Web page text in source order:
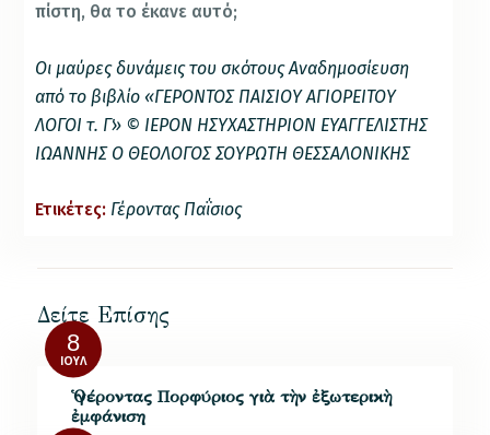
πίστη, θα το έκανε αυτό;
Οι μαύρες δυνάμεις του σκότους Αναδημοσίευση
από το βιβλίο «ΓΕΡΟΝΤΟΣ ΠΑΙΣΙΟΥ ΑΓΙΟΡΕΙΤΟΥ
ΛΟΓΟΙ τ. Γ΄» © ΙΕΡΟΝ ΗΣΥΧΑΣΤΗΡΙΟΝ ΕΥΑΓΓΕΛΙΣΤΗΣ
ΙΩΑΝΝΗΣ Ο ΘΕΟΛΟΓΟΣ ΣΟΥΡΩΤΗ ΘΕΣΣΑΛΟΝΙΚΗΣ
Ετικέτες: Γέροντας Παΐσιος
Δείτε Επίσης
8
ΙΟΎΛ
Ὁ γέροντας Πορφύριος γιὰ τὴν ἐξωτερικὴ
ἐμφάνιση